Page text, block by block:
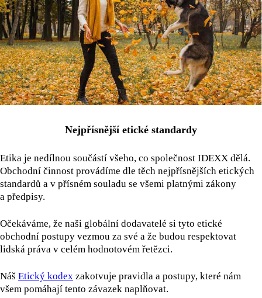
Nejpřísnější etické standardy
Etika je nedílnou součástí všeho, co společnost IDEXX dělá.
Obchodní činnost provádíme dle těch nejpřísnějších etických
standardů a v přísném souladu se všemi platnými zákony
a předpisy.
Očekáváme, že naši globální dodavatelé si tyto etické
obchodní postupy vezmou za své a že budou respektovat
lidská práva v celém hodnotovém řetězci.
Náš Etický kodex zakotvuje pravidla a postupy, které nám
všem pomáhají tento závazek naplňovat.